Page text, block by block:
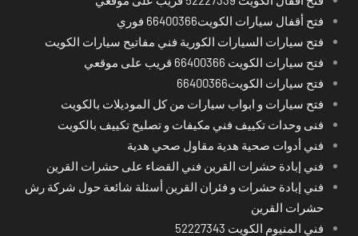
فتح أقفال سيارات الكويت66400366 فوري
فتح سيارات السيارات الكورية فني مفاتيح سيارات الكويت
فتح سيارات الكويت 66400366 قريب على موقعي
فتح سيارات الكويت66400366
فتح سيارات و ابواب سيارات من كل الموديلات بالكويت
فنى وحدات تكييف فني مكيفات و تصليح تكييف بالكويت
فني أدوات صحية هدية مقاول صحي هدية
فني إبادة حشرات القرين فني القضاء على حشرات القرين
فني إبادة حشرات و فئران القرين أسئلة شائعة حول شركة رش
حشرات القرين
فني المنيوم الكويت 52227343